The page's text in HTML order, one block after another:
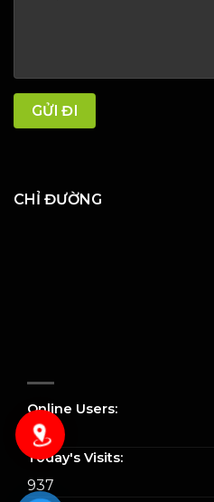
CHỈ ĐƯỜNG
Online Users:
0
Today's Visits:
937